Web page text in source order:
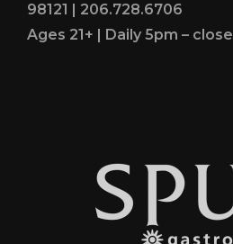
98121 | 206.728.6706
Ages 21+ | Daily 5pm – close